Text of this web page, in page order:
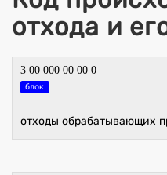
отхода и
3 00 000 00 00 0
блок
отходы обрабатывающих